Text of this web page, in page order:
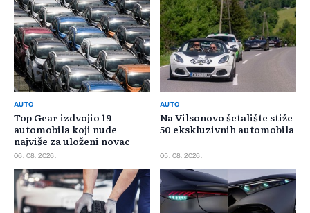
AUTO
Top Gear izdvojio 19
automobila koji nude
najviše za uloženi novac
06. 08. 2026.
AUTO
Na Vilsonovo šetalište stiže
50 ekskluzivnih automobila
05. 08. 2026.